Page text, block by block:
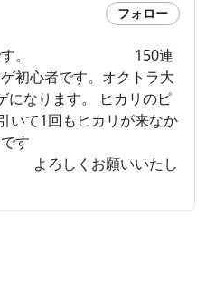
フォロー
れ様です。 150連
初心者です。オクトラ大
になります。 ヒカリのピ
いて1回もヒカリが来なか
す
願いいたし